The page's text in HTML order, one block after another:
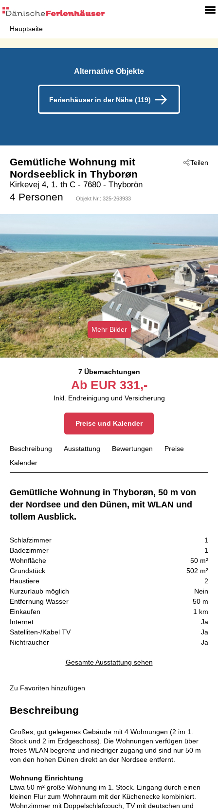
Hauptseite
Alternative Objekte
Ferienhäuser in der Nähe (119)
Teilen
Gemütliche Wohnung mit
Nordseeblick in Thyborøn
Kirkevej 4, 1. th C - 7680 - Thyborön
4 Personen Objekt Nr.: 325-263933
Mehr Bilder
7 Übernachtungen
Ab EUR 331,-
Inkl. Endreinigung und Versicherung
Preise und Kalender
Beschreibung Ausstattung Bewertungen
Preise
Kalender
Gemütliche Wohnung in Thyborøn, 50 m von
der Nordsee und den Dünen, mit WLAN und
tollem Ausblick.
Schlafzimmer
1
Badezimmer
1
Wohnfläche
50 m²
Grundstück
502 m²
Haustiere
2
Kurzurlaub möglich
Nein
Entfernung Wasser
50 m
Einkaufen
1 km
Internet
Ja
Satelliten-/Kabel TV
Ja
Nichtraucher
Ja
Gesamte Ausstattung sehen
Zu Favoriten hinzufügen
Beschreibung
Großes, gut gelegenes Gebäude mit 4 Wohnungen (2 im 1.
Stock und 2 im Erdgeschoss). Die Wohnungen verfügen über
freies WLAN begrenz und niedriger zugang und sind nur 50 m
von den hohen Dünen direkt an der Nordsee entfernt.
Wohnung Einrichtung
Etwa 50 m² große Wohnung im 1. Stock. Eingang durch einen
kleinen Flur zum Wohnraum mit der Küchenecke kombiniert.
Wohnzimmer mit Doppelschlafcouch, TV mit deutschen und